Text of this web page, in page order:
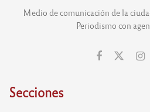
Medio de comunicación de la
Periodismo con
Secciones